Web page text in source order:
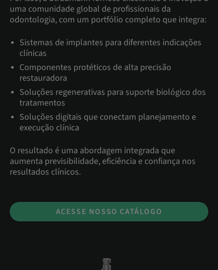
uma comunidade global de profissionais da
odontologia, com um portfólio completo que integra:
Sistemas de implantes para diferentes indicações
clínicas
Componentes protéticos de alta precisão
restauradora
Soluções regenerativas para suporte biológico dos
tratamentos
Soluções digitais que conectam planejamento e
execução clínica
O resultado é uma abordagem integrada que
aumenta previsibilidade, eficiência e confiança nos
resultados clínicos.
ACESSE NOSSO CATÁLOGO